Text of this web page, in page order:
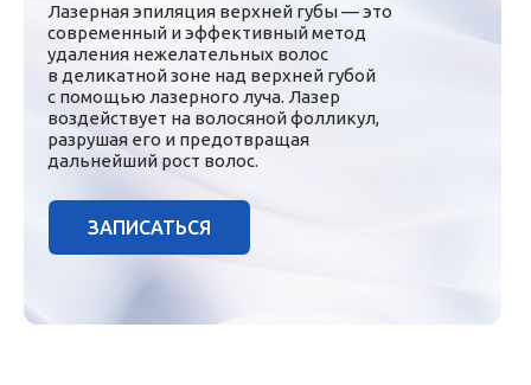
ЗАПИСАТЬСЯ
Лазерная эпиляция верхней губы — это
современный и эффективный метод
удаления нежелательных волос
в деликатной зоне над верхней губой
с помощью лазерного луча. Лазер
воздействует на волосяной фолликул,
разрушая его и предотвращая
дальнейший рост волос.